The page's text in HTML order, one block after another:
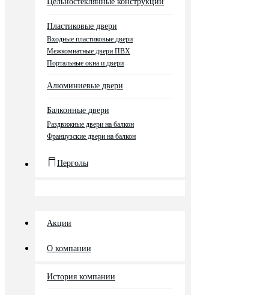
Пластиковые двери
Входные пластиковые двери
Межкомнатные двери ПВХ
Портальные окна и двери
Алюминиевые двери
Балконные двери
Раздвижные двери на балкон
Французские двери на балкон
Перголы
Акции
О компании
История компании